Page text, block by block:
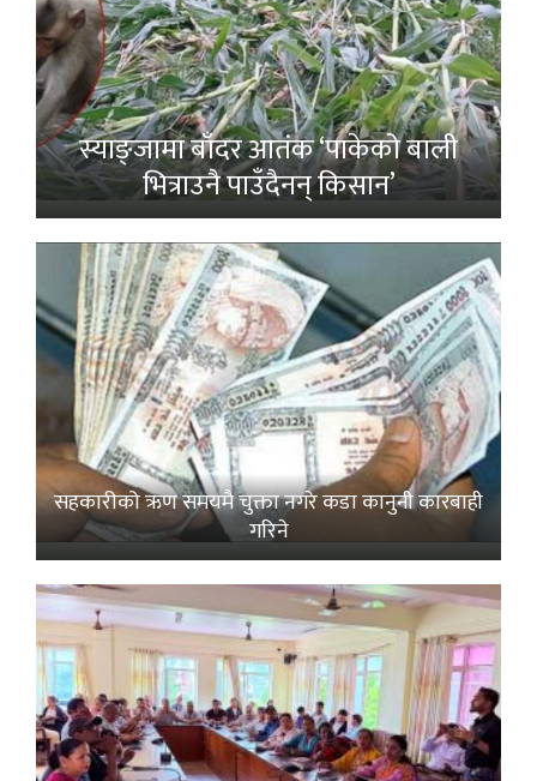
स्याङ्जामा बाँदर आतंक ‘पाकेको बाली
भित्राउनै पाउँदैनन् किसान’
सहकारीको ऋण समयमै चुक्ता नगरे कडा कानुनी कारबाही
गरिने